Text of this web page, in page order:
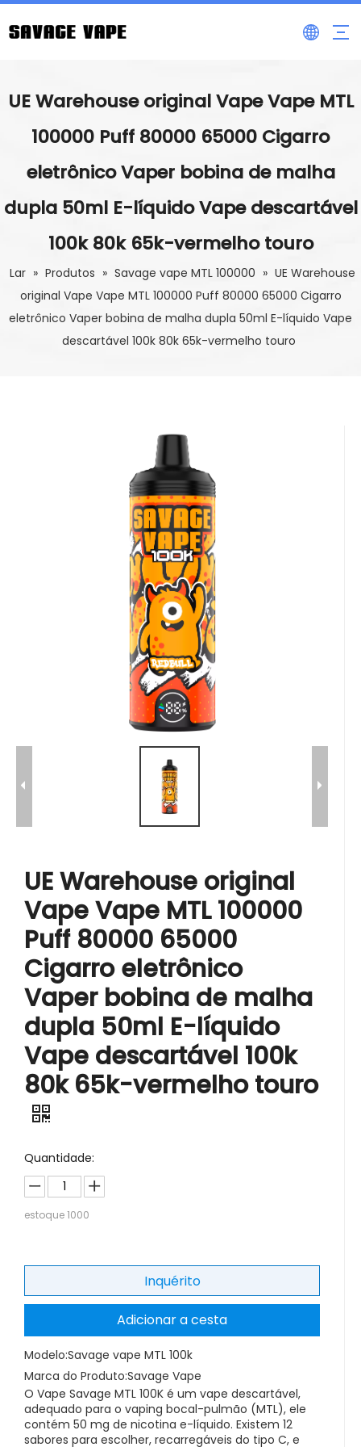
UE Warehouse original Vape Vape MTL
100000 Puff 80000 65000 Cigarro
eletrônico Vaper bobina de malha
dupla 50ml E-líquido Vape descartável
100k 80k 65k-vermelho touro
Lar » Produtos » Savage vape MTL 100000 » UE Warehouse
original Vape Vape MTL 100000 Puff 80000 65000 Cigarro
eletrônico Vaper bobina de malha dupla 50ml E-líquido Vape
descartável 100k 80k 65k-vermelho touro
UE Warehouse original
Vape Vape MTL 100000
Puff 80000 65000
Cigarro eletrônico
Vaper bobina de malha
dupla 50ml E-líquido
Vape descartável 100k
80k 65k-vermelho touro
Quantidade:
estoque1000
Inquérito
Adicionar a cesta
Modelo:Savage vape MTL 100k
Marca do Produto:Savage Vape
O Vape Savage MTL 100K é um vape descartável,
adequado para o vaping bocal-pulmão (MTL), ele
contém 50 mg de nicotina e-líquido. Existem 12
sabores para escolher, recarregáveis do tipo C, e